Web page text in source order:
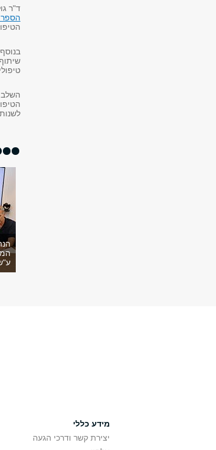
ד"ר
הספר
השלב
מידע כללי
יצירת קשר ודרכי הגעה